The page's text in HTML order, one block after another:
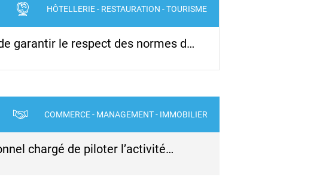
HÔTELLERIE - RESTAURATION - TOURISME
garantir le respect des normes d…
COMMERCE - MANAGEMENT - IMMOBILIER
chargé de piloter l’activité…